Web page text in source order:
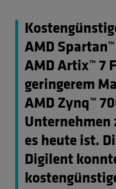
AMD Spartan™
AMD Artix™ 7
geringerem
AMD Zynq™
Unternehmen
es heute ist.
Digilent